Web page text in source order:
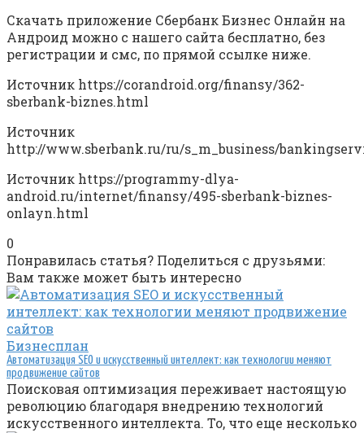
Скачать приложение Сбербанк Бизнес Онлайн на
Андроид можно с нашего сайта бесплатно, без
регистрации и смс, по прямой ссылке ниже.
Источник https://corandroid.org/finansy/362-
sberbank-biznes.html
Источник
http://www.sberbank.ru/ru/s_m_business/
Источник https://programmy-dlya-
android.ru/internet/finansy/495-sberbank-biznes-
onlayn.html
0
Понравилась статья? Поделиться с друзьями:
Вам также может быть интересно
Бизнесплан
Автоматизация SEO и искусственный интеллект: как технологии меняют
продвижение сайтов
Поисковая оптимизация переживает настоящую
революцию благодаря внедрению технологий
искусственного интеллекта. То, что еще несколько